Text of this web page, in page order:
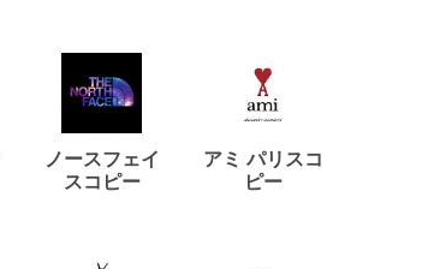
ノースフェイ
スコピー
アミ パリスコ
ピー